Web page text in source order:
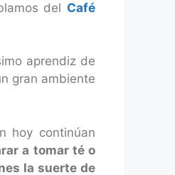
del Café
aprendiz de
gran ambiente
hoy continúan
a tomar té o
la suerte de